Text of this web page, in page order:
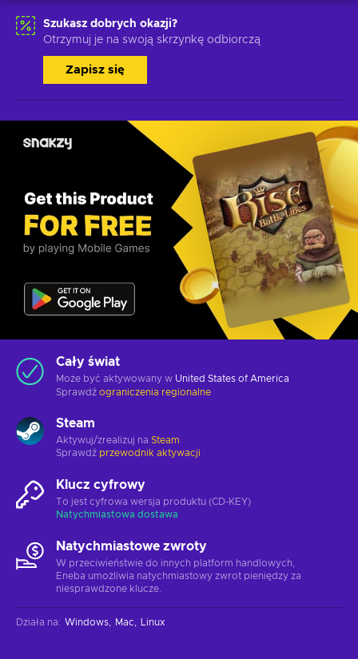
Szukasz dobrych okazji?
Otrzymuj je na swoją skrzynkę odbiorczą
Zapisz się
Cały świat
Może być aktywowany w United States of America
Sprawdź ograniczenia regionalne
Steam
Aktywuj/zrealizuj na Steam
Sprawdź przewodnik aktywacji
Klucz cyfrowy
To jest cyfrowa wersja produktu (CD-KEY)
Natychmiastowa dostawa
Natychmiastowe zwroty
W przeciwieństwie do innych platform handlowych,
Eneba umożliwia natychmiastowy zwrot pieniędzy za
niesprawdzone klucze.
Działa na: Windows Mac Linux